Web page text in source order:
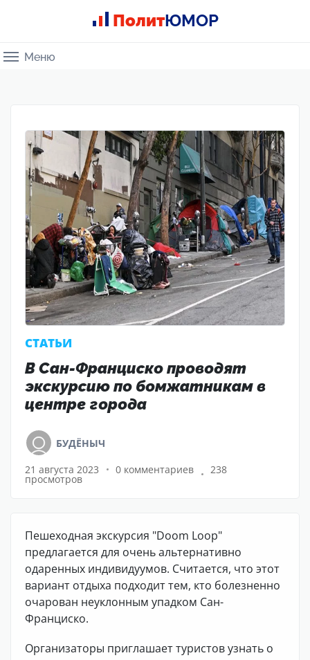
ПолитЮМОР
Меню
CТАТЬИ
В Сан-Франциско проводят
экскурсию по бомжатникам в
центре города
БУДЁНЫЧ
21 августа 2023
0 комментариев 238
просмотров
Пешеходная экскурсия "Doom Loop"
предлагается для очень альтернативно
одаренных индивидуумов. Считается, что этот
вариант отдыха подходит тем, кто болезненно
очарован неуклонным упадком Сан-
Франциско.
Организаторы приглашает туристов узнать о